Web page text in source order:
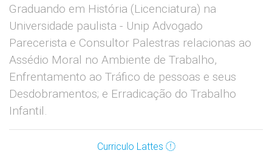
Graduando em História (Licenciatura) na
Universidade paulista - Unip Advogado
Parecerista e Consultor Palestras relacionas ao
Assédio Moral no Ambiente de Trabalho,
Enfrentamento ao Tráfico de pessoas e seus
Desdobramentos; e Erradicação do Trabalho
Infantil.
Curriculo Lattes